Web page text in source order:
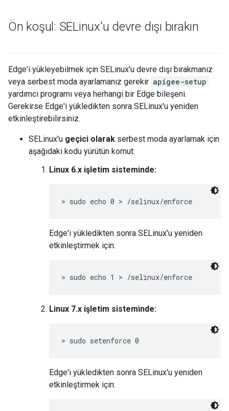
Ön koşul: SELinux'u devre dışı bırakın
Edge'i yükleyebilmek için SELinux'u devre dışı bırakmanız
veya serbest moda ayarlamanız gerekir apigee-setup
yardımcı programı veya herhangi bir Edge bileşeni.
Gerekirse Edge'i yükledikten sonra SELinux'u yeniden
etkinleştirebilirsiniz.
SELinux'u geçici olarak serbest moda ayarlamak için
aşağıdaki kodu yürütün komut:
Linux 6.x işletim sisteminde:
> sudo echo 0 > /selinux/enforce
Edge'i yükledikten sonra SELinux'u yeniden
etkinleştirmek için:
> sudo echo 1 > /selinux/enforce
Linux 7.x işletim sisteminde:
> sudo setenforce 0
Edge'i yükledikten sonra SELinux'u yeniden
etkinleştirmek için: